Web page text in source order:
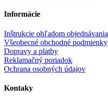
Informácie
Inštrukcie ohľadom objednávania
Všeobecné obchodné podmienky
Dopravy a platby
Reklamačný poriadok
Ochrana osobných údajov
Kontaky